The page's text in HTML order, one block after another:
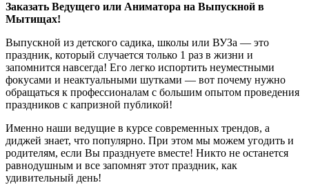
Заказать Ведущего или Аниматора на Выпускной в
Мытищах!
Выпускной из детского садика, школы или ВУЗа — это
праздник, который случается только 1 раз в жизни и
запомнится навсегда! Его легко испортить неуместными
фокусами и неактуальными шутками — вот почему нужно
обращаться к профессионалам с большим опытом проведения
праздников с капризной публикой!
Именно наши ведущие в курсе современных трендов, а
диджей знает, что популярно. При этом мы можем угодить и
родителям, если Вы празднуете вместе! Никто не останется
равнодушным и все запомнят этот праздник, как
удивительный день!